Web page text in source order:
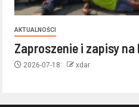
AKTUALNOŚCI
Zaproszenie i zapisy
2026-07-18 xdar